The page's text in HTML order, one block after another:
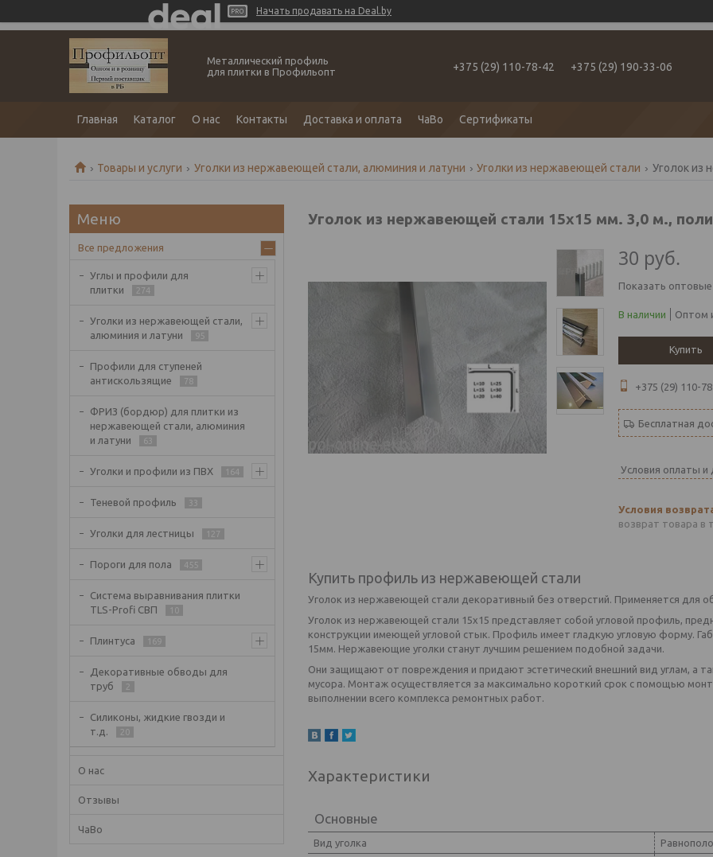
Начать продавать на Deal.by
Металлический профиль
для плитки в Профильопт
+375 (29) 110-78-42 +375 (29) 190-33-06
Главная Каталог О нас Контакты Доставка и оплата ЧаВо Сертификаты
Товары и услуги Уголки из нержавеющей стали, алюминия и латуни Уголки из нержавеющей стали
Уголок из нержавеющей стали 15х15 мм. 3,0 м.,
30 руб.
Показать
В наличии Оптом
Купить
+375 (29) 110-
Бесплатная
Условия оплаты и
возврат товара в
Купить профиль из нержавеющей стали
Уголок из нержавеющей стали декоративный без отверстий. Применяется для
Уголок из нержавеющей стали 15х15 представляет собой угловой профиль,
конструкции имеющей угловой стык. Профиль имеет гладкую угловую форму.
15мм. Нержавеющие уголки станут лучшим решением подобной задачи.
Они защищают от повреждения и придают эстетический внешний вид углам, а
мусора. Монтаж осуществляется за максимально короткий срок с помощью
выполнении всего комплекса ремонтных работ.
Характеристики
Основные
Вид уголка
Все предложения
Углы и профили для
плитки
274
Уголки из нержавеющей стали,
алюминия и латуни
95
Профили для ступеней
антискользящие
78
ФРИЗ (бордюр) для плитки из
нержавеющей стали, алюминия
и латуни
63
Уголки и профили из ПВХ 164
Теневой профиль 33
Уголки для лестницы 127
Пороги для пола 455
Система выравнивания плитки
TLS-Profi СВП
10
Плинтуса 169
Декоративные обводы для
труб
2
Силиконы, жидкие гвозди и
т.д.
20
О нас
Отзывы
ЧаВо